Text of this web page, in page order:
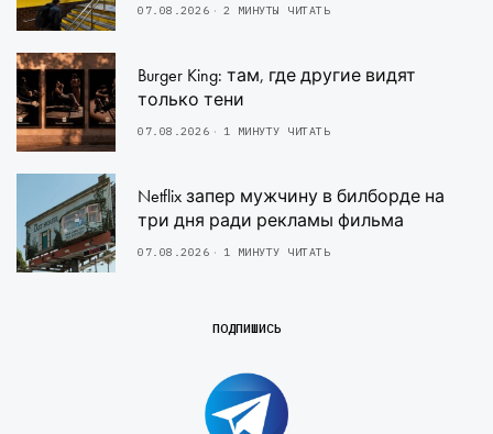
07.08.2026 2 МИНУТЫ ЧИТАТЬ
Burger King: там, где другие видят
только тени
07.08.2026 1 МИНУТУ ЧИТАТЬ
Netflix запер мужчину в билборде на
три дня ради рекламы фильма
07.08.2026 1 МИНУТУ ЧИТАТЬ
ПОДПИШИСЬ